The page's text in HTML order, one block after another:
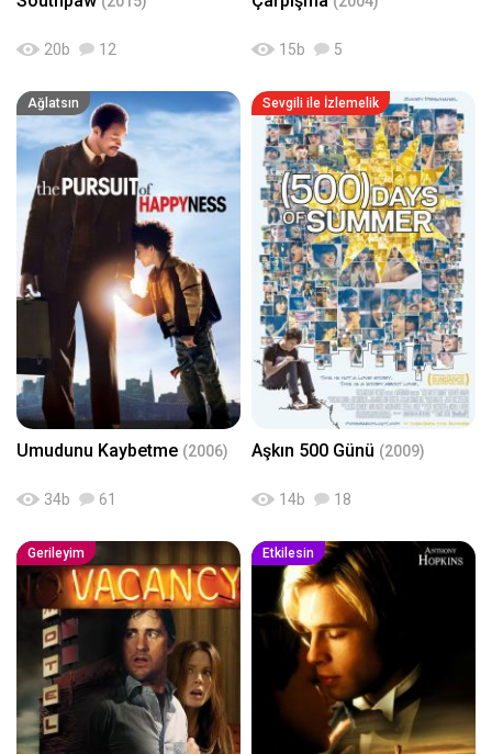
20b 12 15b 5
Ağlatsın
Umudunu Kaybetme (2006)
34b 61
Sevgili ile İzlemelik
Aşkın 500 Günü (2009)
14b 18
Gerileyim Etkilesin